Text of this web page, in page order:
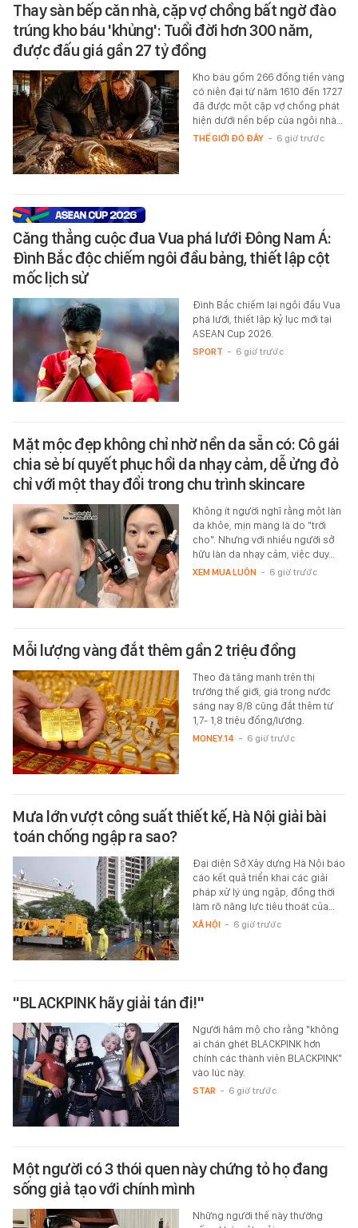
Thay sàn bếp căn nhà, cặp vợ chồng bất ngờ đào
trúng kho báu 'khủng': Tuổi đời hơn 300 năm,
được đấu giá gần 27 tỷ đồng
Kho báu gồm 266 đồng tiền vàng
có niên đại từ năm 1610 đến 1727
đã được một cặp vợ chồng phát
hiện dưới nền bếp của ngôi nhà…
THẾ GIỚI ĐÓ ĐÂY - 6 giờ trước
Căng thẳng cuộc đua Vua phá lưới Đông Nam Á:
Đình Bắc độc chiếm ngôi đầu bảng, thiết lập cột
mốc lịch sử
Đình Bắc chiếm lại ngôi đầu Vua
phá lưới, thiết lập kỷ lục mới tại
ASEAN Cup 2026.
SPORT - 6 giờ trước
Mặt mộc đẹp không chỉ nhờ nền da sẵn có: Cô gái
chia sẻ bí quyết phục hồi da nhạy cảm, dễ ửng đỏ
chỉ với một thay đổi trong chu trình skincare
Không ít người nghĩ rằng một làn
da khỏe, mịn màng là do "trời
cho". Nhưng với nhiều người sở
hữu làn da nhạy cảm, việc duy…
XEM MUA LUÔN - 6 giờ trước
Mỗi lượng vàng đắt thêm gần 2 triệu đồng
Theo đà tăng mạnh trên thị
trường thế giới, giá trong nước
sáng nay 8/8 cũng đắt thêm từ
1,7- 1,8 triệu đồng/lượng.
MONEY.14 - 6 giờ trước
Mưa lớn vượt công suất thiết kế, Hà Nội giải bài
toán chống ngập ra sao?
Đại diện Sở Xây dựng Hà Nội báo
cáo kết quả triển khai các giải
pháp xử lý úng ngập, đồng thời
làm rõ năng lực tiêu thoát của…
XÃ HỘI - 6 giờ trước
"BLACKPINK hãy giải tán đi!"
Người hâm mộ cho rằng "không
ai chán ghét BLACKPINK hơn
chính các thành viên BLACKPINK"
vào lúc này.
STAR - 6 giờ trước
Một người có 3 thói quen này chứng tỏ họ đang
sống giả tạo với chính mình
Những người thế này thường